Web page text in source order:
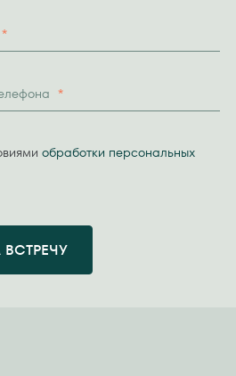
*
*
обработки персональных